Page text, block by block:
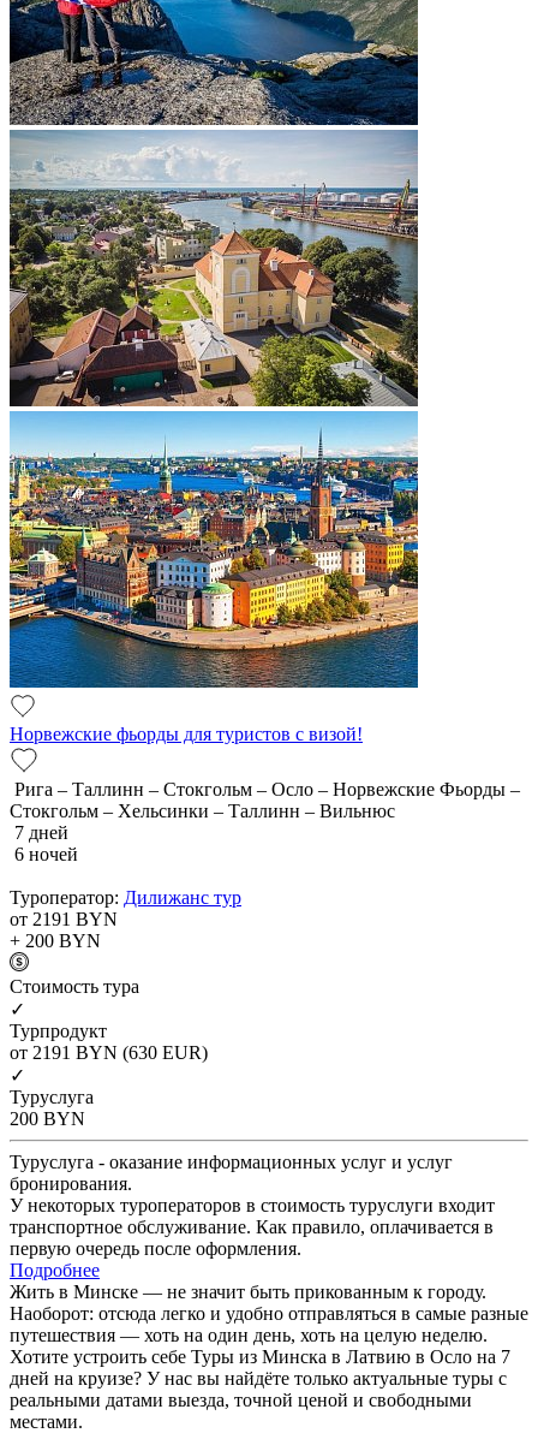
Норвежские фьорды для туристов с визой!
Рига – Таллинн – Стокгольм – Осло – Норвежские Фьорды –
Стокгольм – Хельсинки – Таллинн – Вильнюс
7 дней
6 ночей
Туроператор: Дилижанс тур
от 2191 BYN
+ 200 BYN
Cтоимость тура
✓
Турпродукт
от 2191 BYN (630 EUR)
✓
Туруслуга
200 BYN
Туруслуга - оказание информационных услуг и услуг
бронирования.
У некоторых туроператоров в стоимость туруслуги входит
транспортное обслуживание. Как правило, оплачивается в
первую очередь после оформления.
Подробнее
Жить в Минске — не значит быть прикованным к городу.
Наоборот: отсюда легко и удобно отправляться в самые разные
путешествия — хоть на один день, хоть на целую неделю.
Хотите устроить себе Туры из Минска в Латвию в Осло на 7
дней на круизе? У нас вы найдёте только актуальные туры с
реальными датами выезда, точной ценой и свободными
местами.